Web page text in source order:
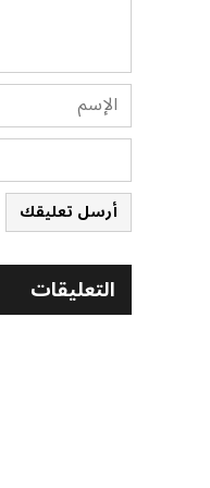
أرسل تعليقك
التعليقات